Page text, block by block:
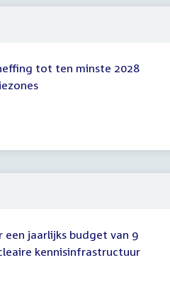
tot ten minste 2028
een jaarlijks budget van 9
kennisinfrastructuur